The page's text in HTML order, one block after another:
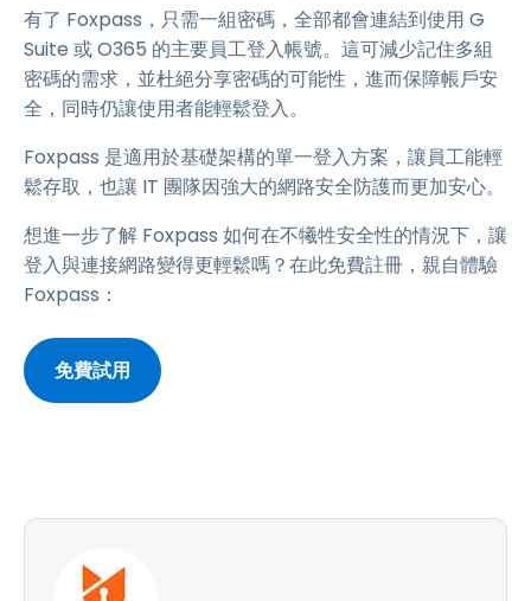
有了 Foxpass，只需一組密碼，全部都會連結到使用 G
Suite 或 O365 的主要員工登入帳號。這可減少記住多組
密碼的需求，並杜絕分享密碼的可能性，進而保障帳戶安
全，同時仍讓使用者能輕鬆登入。
Foxpass 是適用於基礎架構的單一登入方案，讓員工能輕
鬆存取，也讓 IT 團隊因強大的網路安全防護而更加安心。
想進一步了解 Foxpass 如何在不犧牲安全性的情況下，讓
登入與連接網路變得更輕鬆嗎？在此免費註冊，親自體驗
Foxpass：
免費試用